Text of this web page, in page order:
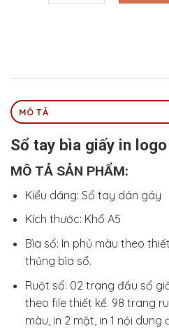
MÔ TẢ
Sổ tay bìa giấy in
MÔ TẢ SẢN PHẨM:
Kiểu dáng: Sổ tay dán gáy
Kích thước: Khổ A5
Bìa sổ: In phủ màu theo
thủng bìa sổ.
Ruột sổ: 02 trang đầu sổ
theo file thiết kế. 98 trang
màu, in 2 mặt, in 1 nội